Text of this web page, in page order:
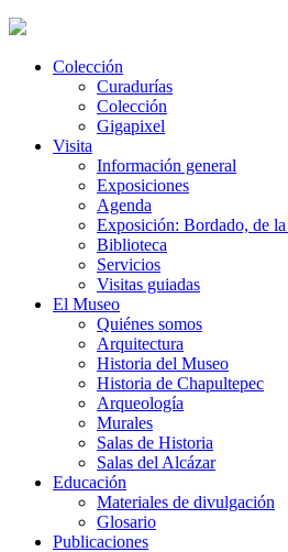
Colección
Curadurías
Colección
Gigapixel
Visita
Información general
Exposiciones
Agenda
Exposición: Bordado, de
Biblioteca
Servicios
Visitas guiadas
El Museo
Quiénes somos
Arquitectura
Historia del Museo
Historia de Chapultepec
Arqueología
Murales
Salas de Historia
Salas del Alcázar
Educación
Materiales de divulgación
Glosario
Publicaciones